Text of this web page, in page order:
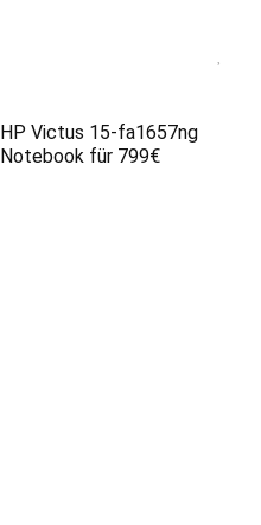
HP Victus 15-fa1657ng
Notebook für 799€